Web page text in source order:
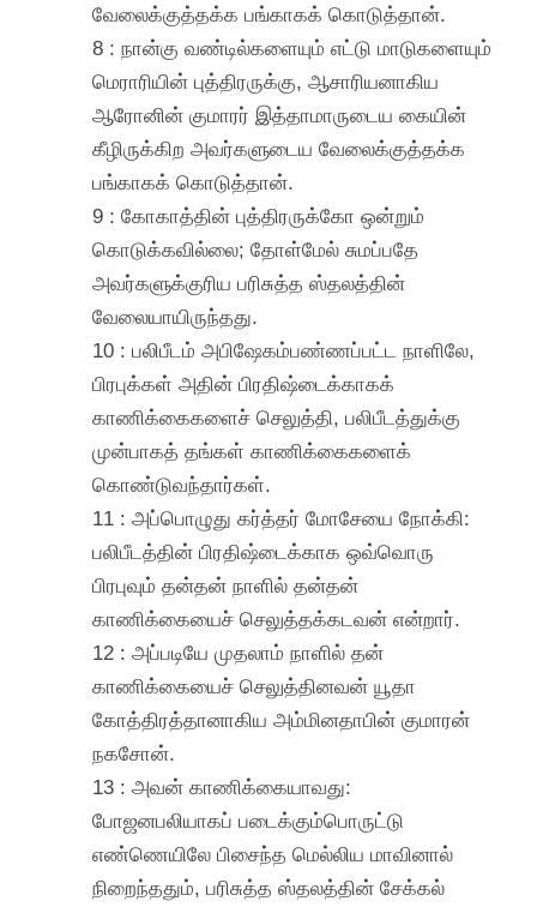
வேலைக்குத்தக்க பங்காகக் கொடுத்தான்.
8 : நான்கு வண்டில்களையும் எட்டு மாடுகளையும்
மெராரியின் புத்திரருக்கு, ஆசாரியனாகிய
ஆரோனின் குமாரர் இத்தாமாருடைய கையின்
கீழிருக்கிற அவர்களுடைய வேலைக்குத்தக்க
பங்காகக் கொடுத்தான்.
9 : கோகாத்தின் புத்திரருக்கோ ஒன்றும்
கொடுக்கவில்லை; தோள்மேல் சுமப்பதே
அவர்களுக்குரிய பரிசுத்த ஸ்தலத்தின்
வேலையாயிருந்தது.
10 : பலிபீடம் அபிஷேகம்பண்ணப்பட்ட நாளிலே,
பிரபுக்கள் அதின் பிரதிஷ்டைக்காகக்
காணிக்கைகளைச் செலுத்தி, பலிபீடத்துக்கு
முன்பாகத் தங்கள் காணிக்கைகளைக்
கொண்டுவந்தார்கள்.
11 : அப்பொழுது கர்த்தர் மோசேயை நோக்கி:
பலிபீடத்தின் பிரதிஷ்டைக்காக ஒவ்வொரு
பிரபுவும் தன்தன் நாளில் தன்தன்
காணிக்கையைச் செலுத்தக்கடவன் என்றார்.
12 : அப்படியே முதலாம் நாளில் தன்
காணிக்கையைச் செலுத்தினவன் யூதா
கோத்திரத்தானாகிய அம்மினதாபின் குமாரன்
நகசோன்.
13 : அவன் காணிக்கையாவது:
போஜனபலியாகப் படைக்கும்பொருட்டு
எண்ணெயிலே பிசைந்த மெல்லிய மாவினால்
நிறைந்ததும், பரிசுத்த ஸ்தலத்தின் சேக்கல்